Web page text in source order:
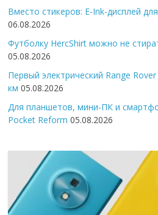
Вместо стикеров: E-Ink-дисплей
06.08.2026
Футболку HercShirt можно не
05.08.2026
Первый электрический Range
км 05.08.2026
Для планшетов, мини-ПК и
Pocket Reform 05.08.2026